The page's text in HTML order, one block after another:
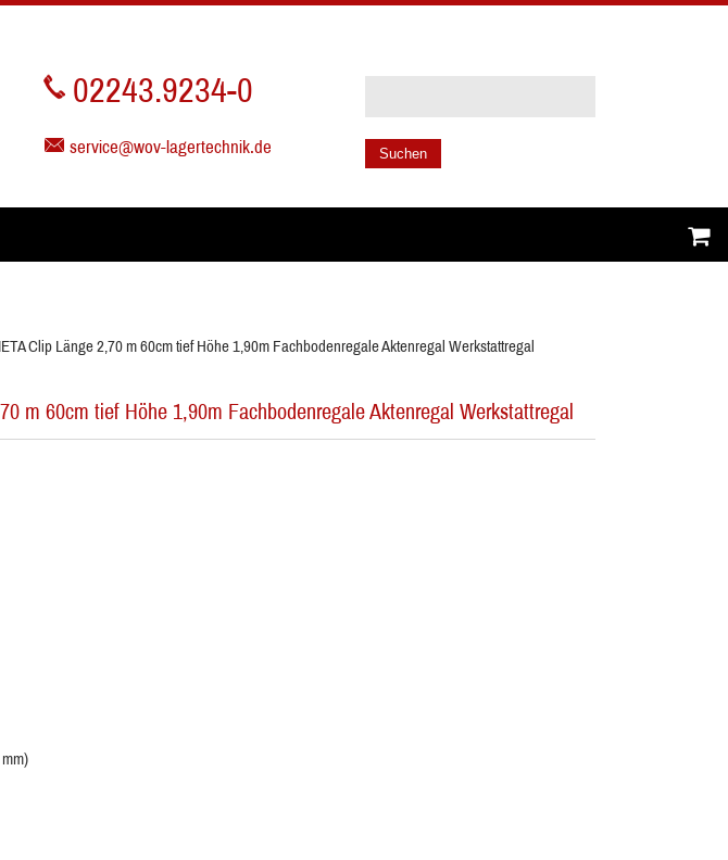
02243.9234-0
service@wov-lagertechnik.de Suchen
Clip Länge 2,70 m 60cm tief Höhe 1,90m Fachbodenregale Aktenregal Werkstattregal
m 60cm tief Höhe 1,90m Fachbodenregale Aktenregal Werkstattregal